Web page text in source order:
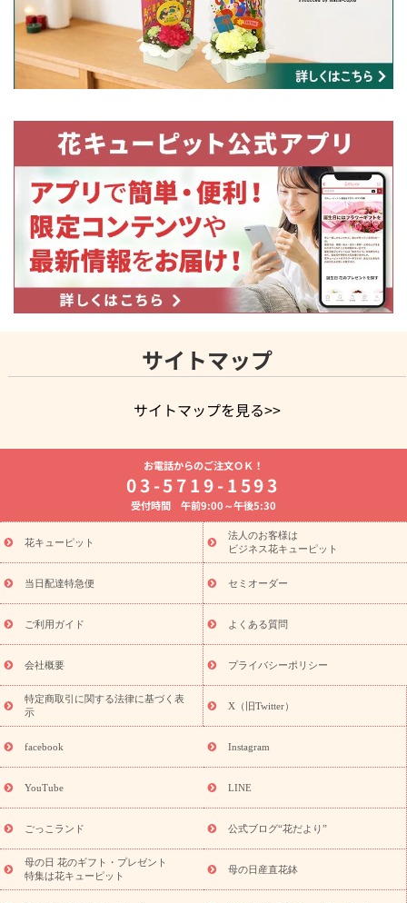
サイトマップ
サイトマップを見る>>
よく贈られる花
お祝いの花特集
誕生日フラワーギフト特集
8月の誕生花(トルコキキョウ)
開店・開業祝い
お供え・お悔やみ お供え・お悔やみの花
通夜・葬儀に贈る花 胡蝶蘭・花鉢
ーブドフラワー
季節のイベント
ひまわり ギフト・プレゼント
特集
お盆 花（新盆・初盆） 季節のイベント
お盆 花（新
盆・初盆）
お盆 花（新盆・初盆）
お盆・お供え 花とセットギ
フト
お盆・お供え プリザーブドフラワー
ひまわり ギフト・プ
レゼント特集
夏の花贈り・お中元・暑中見舞い 花のギフト特集
敬老の日におくる花ギフト・プレゼント特集
花ギフト・プレゼント特集
敬老の日 花のおすすめランキング
敬
老の日 花鉢植えのギフト・プレゼント特集
敬老の日 花とセットギ
フト・プレゼント特集
敬老の日の花 全てのギフト一覧
キャン
ペーン
映画『ウォーターガーディアンズ』コラボキャンペーン
「きょう誕生日なんです」キャンペーン
誕生日の花を探す
誕生日フラワーギフト 誕生日フラワーギフト特集
(トルコキキョウ)
9月の誕生花(リンドウ)
ら探す
お祝いの花特集 当日配達特急便 お祝い商品一覧
念日
結婚祝い 出産祝い 退院祝い・快気祝い
寿祝い
プチギフト ペットのお祝いフラワー
お電話からのご注文ＯＫ！
03-5719-1593
受付時間 午前9:00～午後5:30
花キューピット
法人のお客様は
ビジネス花キューピット
当日配達特急便 セミオーダー
ご利用ガイド よくある質問
会社概要 プライバシーポリシー
特定商取引に関する法律に基づく表
示
X（旧Twitter）
facebook Instagram
YouTube LINE
ごっこランド 公式ブログ“花だより”
母の日 花のギフト・プレゼント
特集は花キューピット
母の日産直花鉢